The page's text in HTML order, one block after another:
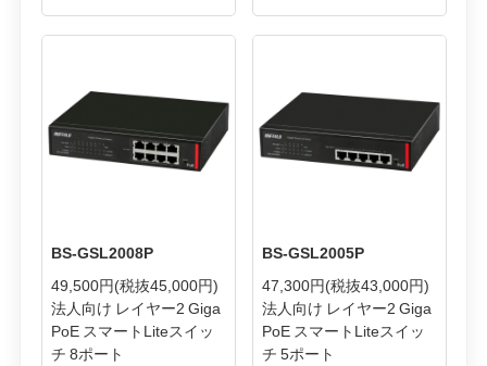
BS-GSL2008P
49,500円(税抜45,000円)
法人向け レイヤー2 Giga
PoE スマートLiteスイッ
チ 8ポート
BS-GSL2005P
47,300円(税抜43,000円)
法人向け レイヤー2 Giga
PoE スマートLiteスイッ
チ 5ポート